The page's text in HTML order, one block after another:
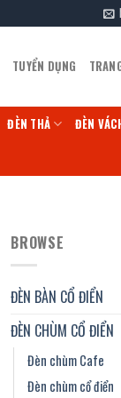
TUYỂN DỤNG
ĐÈN THẢ ĐÈN
BROWSE
ĐÈN BÀN CỔ ĐIỂN
ĐÈN CHÙM CỔ ĐIỂN
Đèn chùm Cafe
Đèn chùm cổ điển